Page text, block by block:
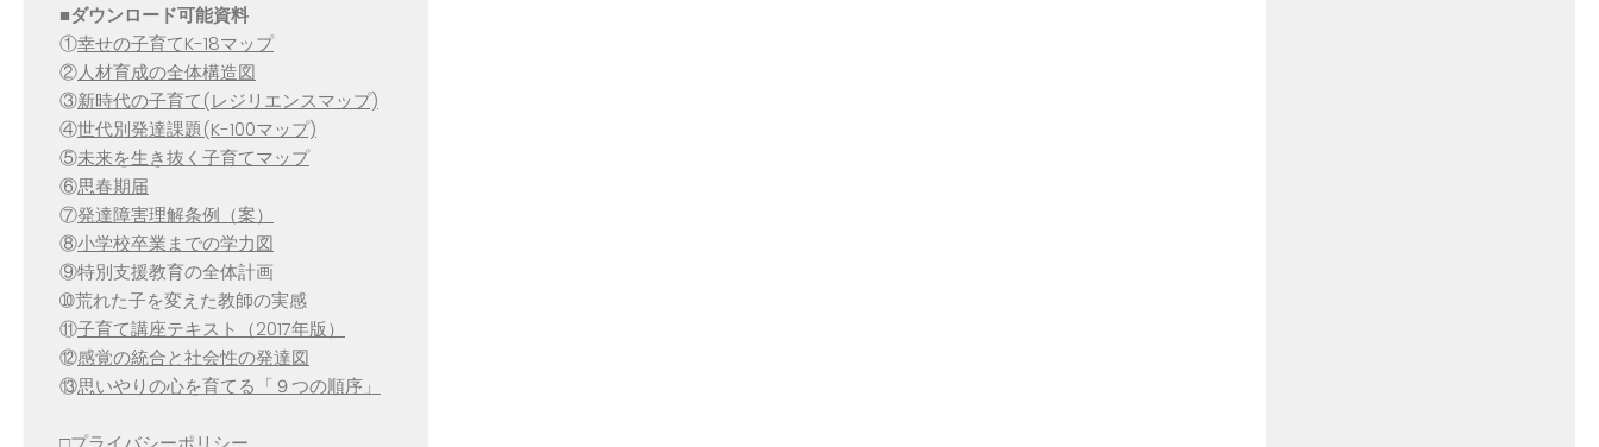
■ダウンロード可能資料
①幸せの子育てK-18マップ
②人材育成の全体構造図
③新時代の子育て(レジリエンスマップ)
④世代別発達課題(K-100マップ)
⑤未来を生き抜く子育てマップ
⑥思春期届
⑦発達障害理解条例（案）
⑧小学校卒業までの学力図
⑨特別支援教育の全体計画
➉荒れた子を変えた教師の実感
⑪子育て講座テキスト（2017年版）
⑫感覚の統合と社会性の発達図
⑬思いやりの心を育てる「９つの順序」